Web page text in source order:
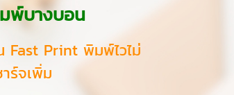
พ์บางบอน
Fast Print พิมพ์ไวไม่
ร์จเพิ่ม